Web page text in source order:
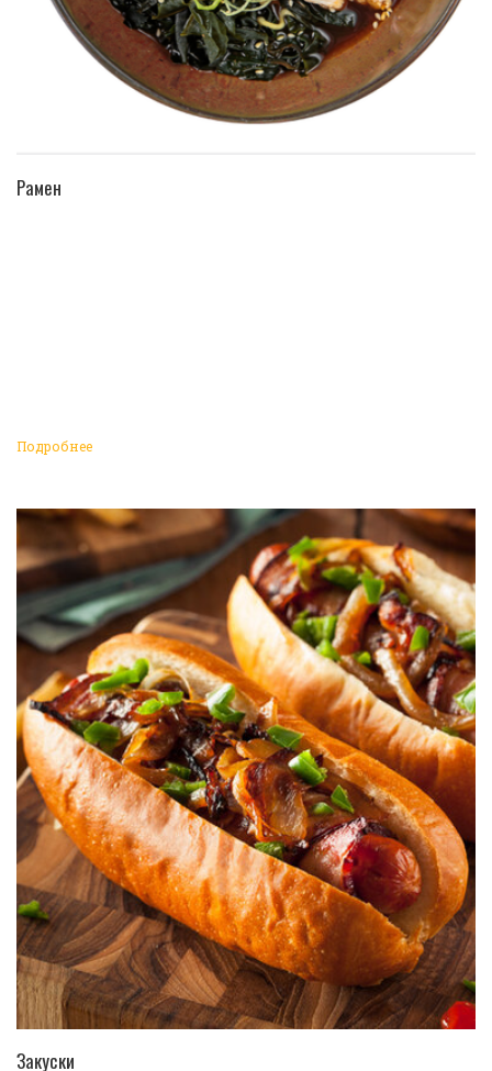
Рамен
Подробнее
Закуски